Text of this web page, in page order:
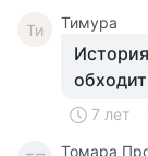
Ти Тимура
7 лет
Томара